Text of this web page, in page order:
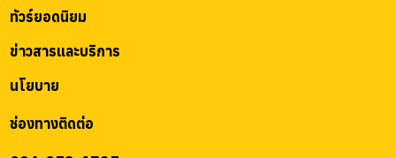
ช่องทางติดต่อ
นโยบาย
ข่าวสารและบริการ
ทัวร์ยอดนิยม